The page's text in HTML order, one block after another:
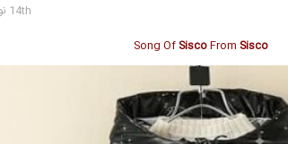
14th نوامبر 2024
Song Of SiscoFrom Sisco